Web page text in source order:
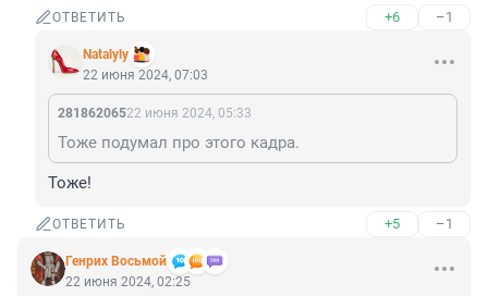
ОТВЕТИТЬ +6 –1
Natalyly
22 июня 2024, 07:03
28186206522 июня 2024, 05:33
Тоже подумал про этого кадра.
Тоже!
ОТВЕТИТЬ +5 –1
Генрих Восьмой
22 июня 2024, 02:25